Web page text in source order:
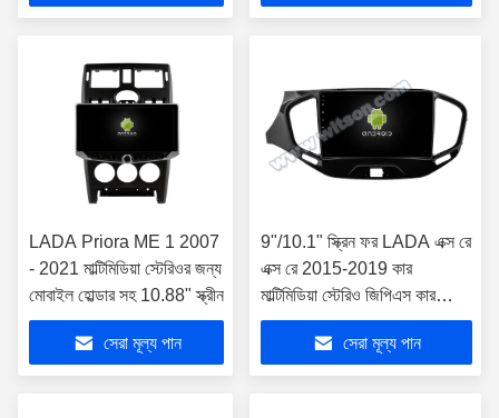
LADA Priora ME 1 2007
- 2021 মাল্টিমিডিয়া স্টেরিওর জন্য
মোবাইল হোল্ডার সহ 10.88" স্ক্রীন
সেরা মূল্য পান
9"/10.1" স্ক্রিন ফর LADA এক্স রে
এক্স রে 2015-2019 কার
মাল্টিমিডিয়া স্টেরিও জিপিএস কারপ্লে
প্লেয়ার ((9680/2680)
সেরা মূল্য পান